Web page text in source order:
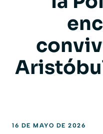
16 DE MAYO DE 2026